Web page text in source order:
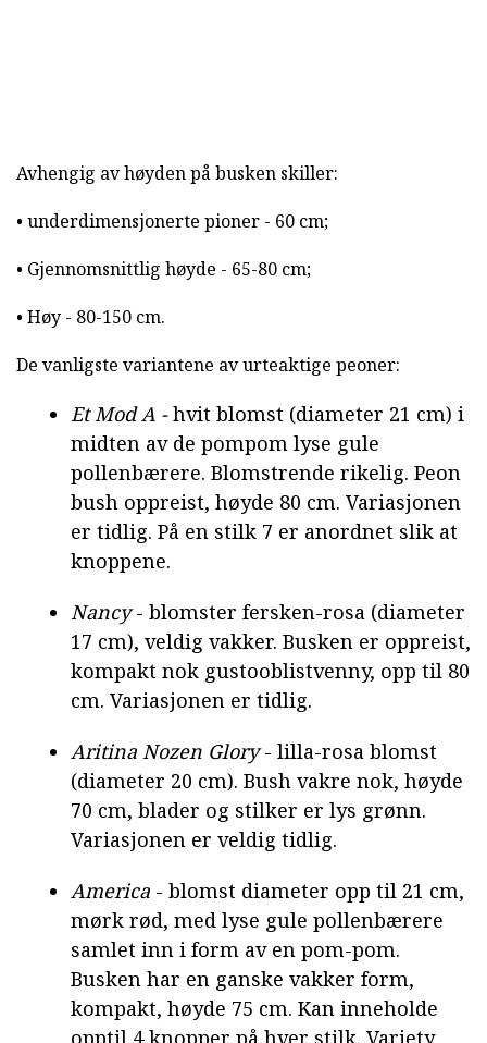
Avhengig av høyden på busken skiller:
• underdimensjonerte pioner - 60 cm;
• Gjennomsnittlig høyde - 65-80 cm;
• Høy - 80-150 cm.
De vanligste variantene av urteaktige peoner:
Et Mod A -hvit blomst (diameter 21 cm) i
midten av de pompom lyse gule
pollenbærere. Blomstrende rikelig. Peon
bush oppreist, høyde 80 cm. Variasjonen
er tidlig. På en stilk 7 er anordnet slik at
knoppene.
Nancy- blomster fersken-rosa (diameter
17 cm), veldig vakker. Busken er oppreist,
kompakt nok gustooblistvenny, opp til 80
cm. Variasjonen er tidlig.
Aritina Nozen Glory- lilla-rosa blomst
(diameter 20 cm). Bush vakre nok, høyde
70 cm, blader og stilker er lys grønn.
Variasjonen er veldig tidlig.
America - blomst diameter opp til 21 cm,
mørk rød, med lyse gule pollenbærere
samlet inn i form av en pom-pom.
Busken har en ganske vakker form,
kompakt, høyde 75 cm. Kan inneholde
opptil 4 knopper på hver stilk. Variety